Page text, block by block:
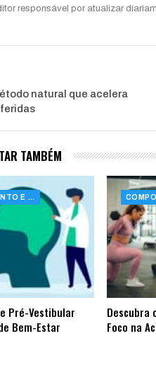
responsável por atualizar
natural que acelera
TAMBÉM
COMPORTAMENTO E SAÚDE
Pré-Vestibular
Bem-Estar
Descubra
Foco na